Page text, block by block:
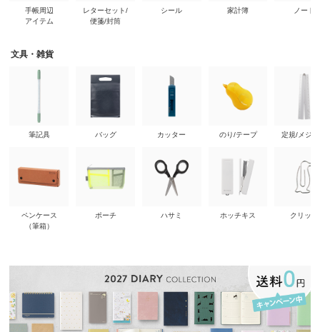
手帳周辺
アイテム
レターセット/
便箋/封筒
シール 家計簿 ノート
文具・雑貨
筆記具
ペンケース
（筆箱）
バッグ
ポーチ
カッター
ハサミ
のり/テープ
ホッチキス
定規/メジ
クリップ